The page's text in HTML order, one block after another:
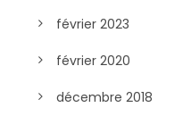
février 2023
février 2020
décembre 2018